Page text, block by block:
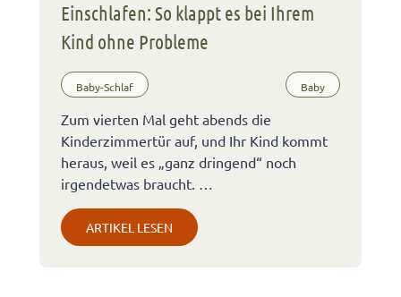
Einschlafen: So klappt es bei Ihrem
Kind ohne Probleme
Baby-Schlaf Baby
Zum vierten Mal geht abends die
Kinderzimmertür auf, und Ihr Kind kommt
heraus, weil es „ganz dringend“ noch
irgendetwas braucht. …
ARTIKEL LESEN